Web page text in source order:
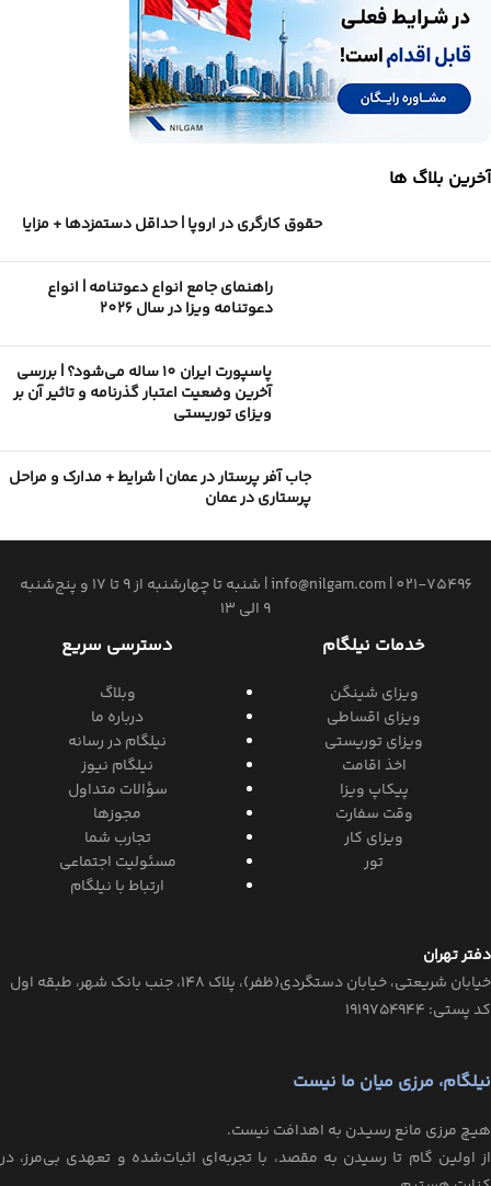
آخرین بلاگ ها
حقوق کارگری در اروپا | حداقل دستمزدها + مزایا
راهنمای جامع انواع دعوتنامه | انواع
دعوتنامه ویزا در سال 2026
پاسپورت ایران 10 ساله می‌شود؟ | بررسی
آخرین وضعیت اعتبار گذرنامه و تاثیر آن بر
ویزای توریستی
جاب آفر پرستار در عمان | شرایط + مدارک و مراحل
پرستاری در عمان
021-75496
|
info@nilgam.com
| شنبه تا چهارشنبه از 9 تا 17 و پنج‌شنبه
9 الی 13
نیلگام، مرزی میان ما نیست
هیـچ مرزی مانع رسیـدن به اهدافت نیست.
از اولین گام تا رسیدن به مقصد، با تجربه‌ای اثبات‌شده و تعهدی بی‌مرز، در
خدمات نیلگام
ویزای شینگن
ویزای اقساطی
ویزای توریستی
اخذ اقامت
پیکاپ ویزا
وقت سفارت
ویزای کار
تور
دسترسی سریع
وبلاگ
درباره ما
نیلگام در رسانه
نیلگام نیوز
سؤالات متداول
مجوزها
تجارب شما
مسئولیت اجتماعی
ارتباط با نیلگام
دفتر تهران
خیابان‌ شریعتی، خیابان‌ دستگردی(ظفر)، پلاک 148، جنب بانک شهر، طبقه اول
کد پستی: ۱۹۱۹۷۵۴۹۴۴